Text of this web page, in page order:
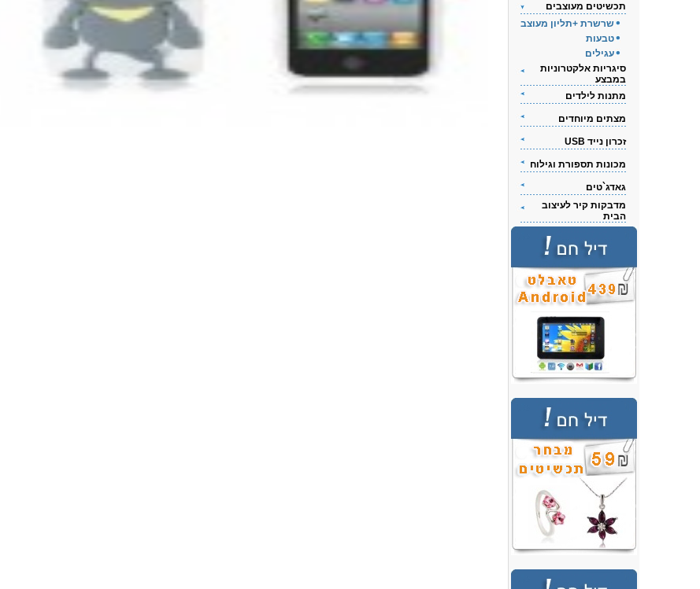
תכשיטים מעוצבים
שרשרת +תליון מעוצב
טבעות
עגילים
סיגריות אלקטרוניות
במבצע
מתנות לילדים
מצתים מיוחדים
זכרון נייד USB
מכונות תספורת וגילוח
גאדג`טים
מדבקות קיר לעיצוב
הבית